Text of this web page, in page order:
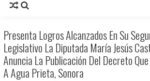
Presenta Logros Alcanzados En Su
Legislativo La Diputada María Jesús
Anuncia La Publicación Del Decreto
A Agua Prieta, Sonora